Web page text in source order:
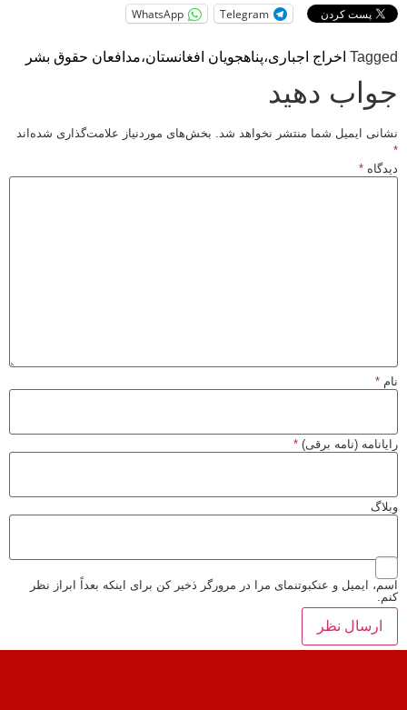
Telegram
WhatsApp
Tagged اخراج اجباری،پناهجویان افغانستان،مدافعان حقوق بشر
جواب دهید
نشانی ایمیل شما منتشر نخواهد شد. بخش‌های موردنیاز علامت‌گذاری شده‌اند
دیدگاه*
نام*
رایانامه (نامه برقی)*
وبلاگ
اسم، ایمیل و عنکبوتنمای مرا در مرورگر ذخیر کن برای اینکه بعداً ابراز نظر
کنم.